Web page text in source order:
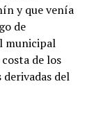
y que venía
de
municipal
de los
del